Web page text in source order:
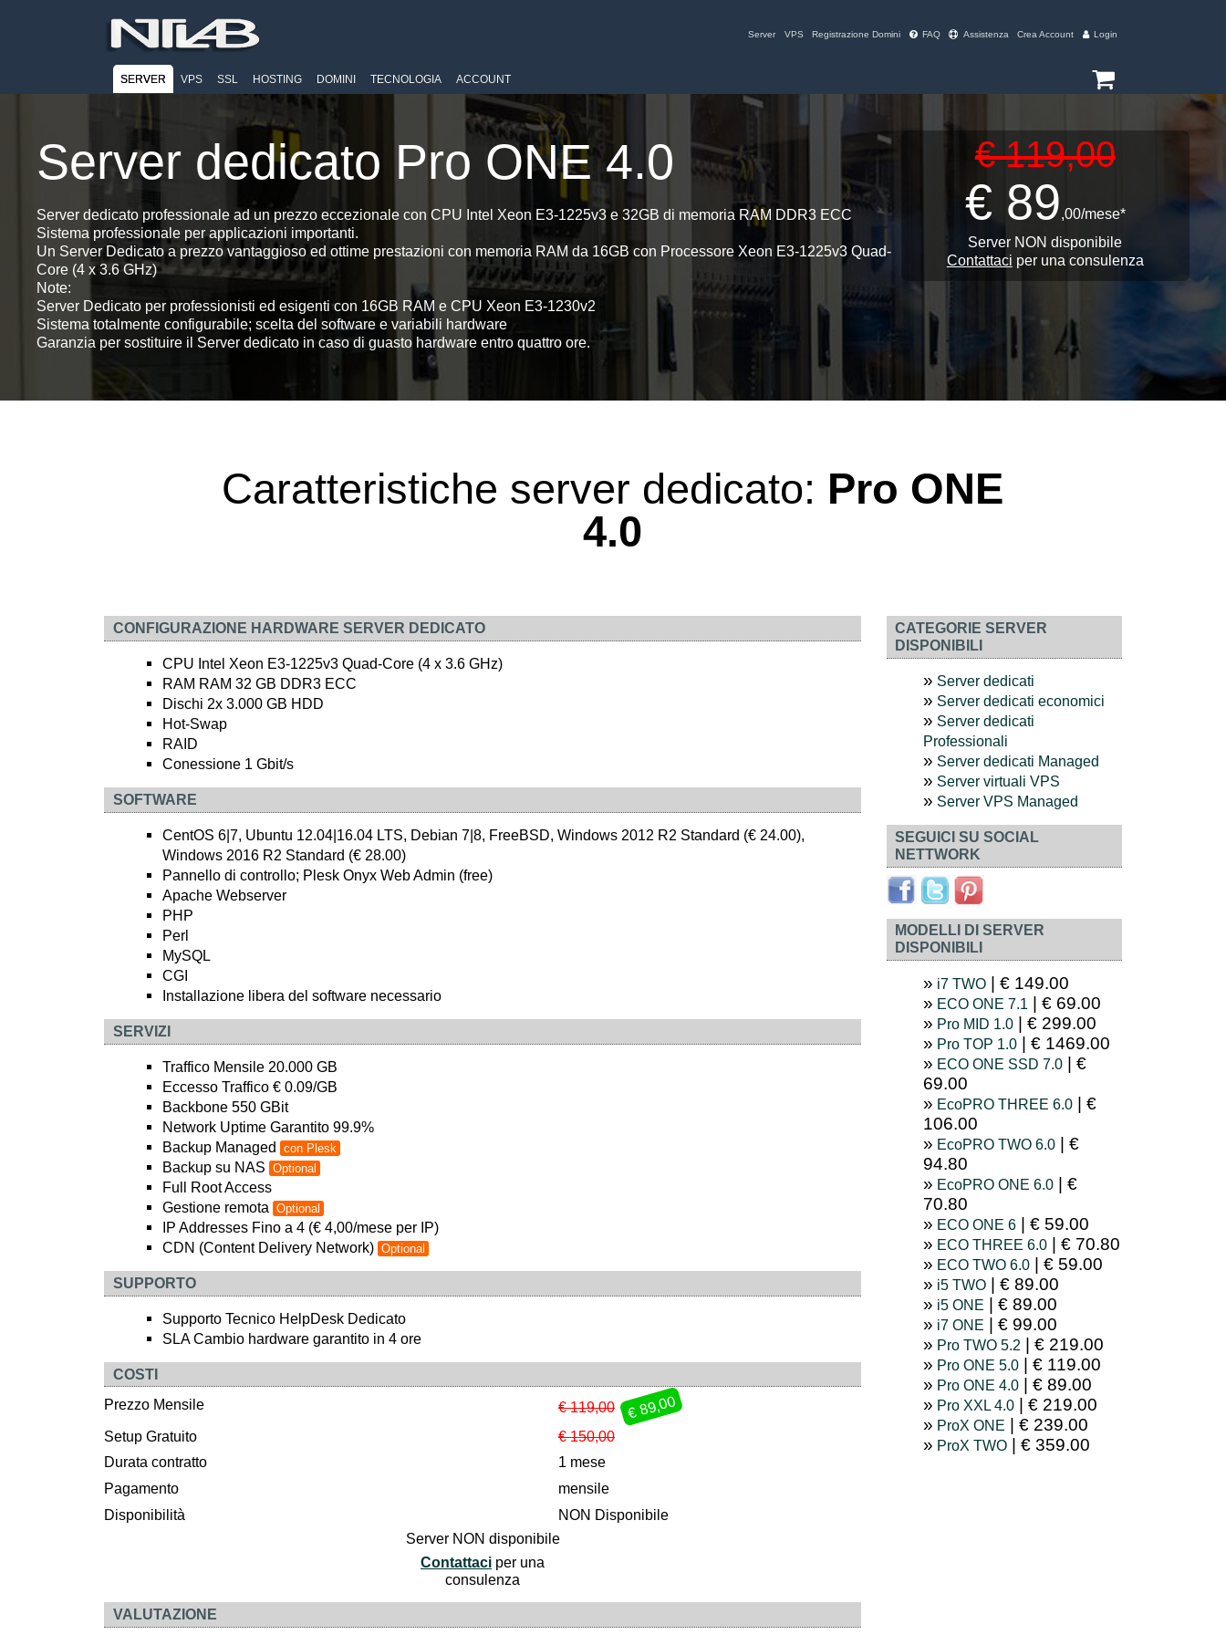
Server VPS Registrazione Domini FAQ Assistenza Crea Account Login
SERVER VPS SSL HOSTING DOMINI TECNOLOGIA ACCOUNT
Server dedicato Pro ONE 4.0
Server dedicato professionale ad un prezzo eccezionale con CPU Intel Xeon E3-1225v3 e 32GB di memoria RAM DDR3 ECC
Sistema professionale per applicazioni importanti.
Un Server Dedicato a prezzo vantaggioso ed ottime prestazioni con memoria RAM da 16GB con Processore Xeon E3-1225v3 Quad-
Core (4 x 3.6 GHz)
Note:
Server Dedicato per professionisti ed esigenti con 16GB RAM e CPU Xeon E3-1230v2
Sistema totalmente configurabile; scelta del software e variabili hardware
Garanzia per sostituire il Server dedicato in caso di guasto hardware entro quattro ore.
€ 119,00
€ 89,00/mese*
Server NON disponibile
Contattaci per una consulenza
Caratteristiche server dedicato: Pro ONE
4.0
CONFIGURAZIONE HARDWARE SERVER DEDICATO
CPU Intel Xeon E3-1225v3 Quad-Core (4 x 3.6 GHz)
RAM RAM 32 GB DDR3 ECC
Dischi 2x 3.000 GB HDD
Hot-Swap
RAID
Conessione 1 Gbit/s
SOFTWARE
CentOS 6|7, Ubuntu 12.04|16.04 LTS, Debian 7|8, FreeBSD, Windows 2012 R2 Standard (€ 24.00),
Windows 2016 R2 Standard (€ 28.00)
Pannello di controllo; Plesk Onyx Web Admin (free)
Apache Webserver
PHP
Perl
MySQL
CGI
Installazione libera del software necessario
SERVIZI
Traffico Mensile 20.000 GB
Eccesso Traffico € 0.09/GB
Backbone 550 GBit
Network Uptime Garantito 99.9%
Backup Managed con Plesk
Backup su NAS Optional
Full Root Access
Gestione remota Optional
IP Addresses Fino a 4 (€ 4,00/mese per IP)
CDN (Content Delivery Network) Optional
SUPPORTO
Supporto Tecnico HelpDesk Dedicato
SLA Cambio hardware garantito in 4 ore
COSTI
Prezzo Mensile
€ 119,00 € 89,00
Setup Gratuito
€ 150,00
Durata contratto
1 mese
Pagamento
mensile
Disponibilità
NON Disponibile
Server NON disponibile
Contattaci per una
consulenza
VALUTAZIONE
CATEGORIE SERVER
DISPONIBILI
Server dedicati
Server dedicati economici
Server dedicati
Professionali
Server dedicati Managed
Server virtuali VPS
Server VPS Managed
SEGUICI SU SOCIAL
NETTWORK
MODELLI DI SERVER
DISPONIBILI
i7 TWO | € 149.00
ECO ONE 7.1 | € 69.00
Pro MID 1.0 | € 299.00
Pro TOP 1.0 | € 1469.00
ECO ONE SSD 7.0 | €
69.00
EcoPRO THREE 6.0 | €
106.00
EcoPRO TWO 6.0 | €
94.80
EcoPRO ONE 6.0 | €
70.80
ECO ONE 6 | € 59.00
ECO THREE 6.0 | € 70.80
ECO TWO 6.0 | € 59.00
i5 TWO | € 89.00
i5 ONE | € 89.00
i7 ONE | € 99.00
Pro TWO 5.2 | € 219.00
Pro ONE 5.0 | € 119.00
Pro ONE 4.0 | € 89.00
Pro XXL 4.0 | € 219.00
ProX ONE | € 239.00
ProX TWO | € 359.00